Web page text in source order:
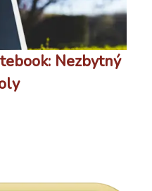
Nezbytný